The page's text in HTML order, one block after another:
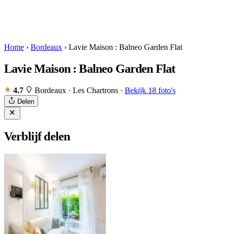
Home › Bordeaux › Lavie Maison : Balneo Garden Flat
Lavie Maison : Balneo Garden Flat
4.7 Bordeaux · Les Chartrons · Bekijk 18 foto's
Delen
Verblijf delen